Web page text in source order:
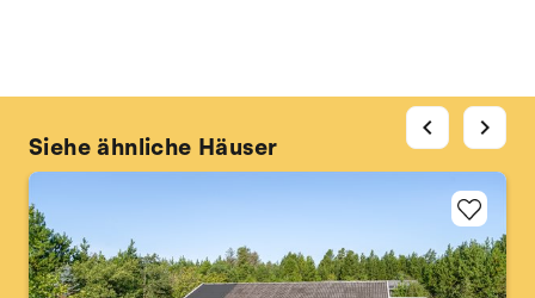
Siehe ähnliche Häuser
chevron_left chevron_right